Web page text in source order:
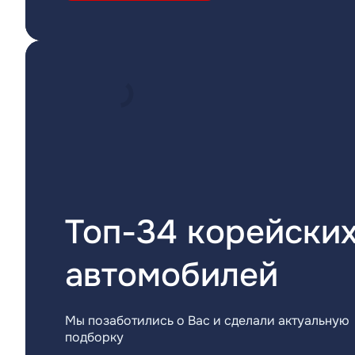
Топ-34
автомобилей
Мы позаботились о Вас и сделали актуальную
подборку